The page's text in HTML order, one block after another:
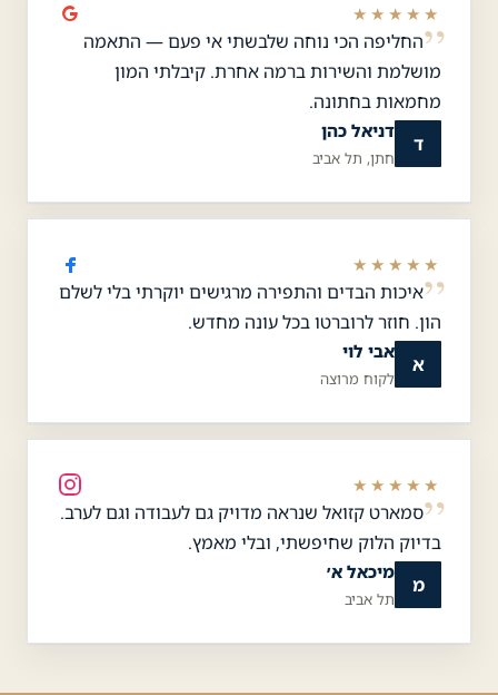
★★★★★
החליפה הכי נוחה שלבשתי אי פעם — התאמה
מושלמת והשירות ברמה אחרת. קיבלתי המון
מחמאות בחתונה.
ד
דניאל כהן
חתן, תל אביב
★★★★★
איכות הבדים והתפירה מרגישים יוקרתי בלי לשלם
הון. חוזר לרוברטו בכל עונה מחדש.
א
אבי לוי
לקוח מרוצה
★★★★★
סמארט קזואל שנראה מדויק גם לעבודה וגם לערב.
בדיוק הלוק שחיפשתי, ובלי מאמץ.
מ
מיכאל א׳
תל אביב